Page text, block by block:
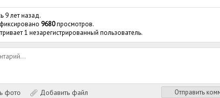
9 лет назад.
9680просмотров.
1 незарегистрированный пользователь.
фото Добавить файл Отправить